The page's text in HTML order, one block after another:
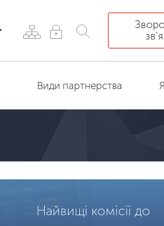
Види партнерства
Найвищі комісії до